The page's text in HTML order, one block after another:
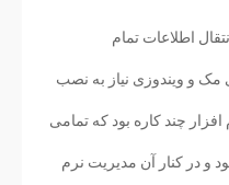
اتصال و انتقال اطلاعات تمام
مک و ویندوزی نیاز به نصب
افزار چند کاره بود که تمامی
در کنار آن مدیریت نرم